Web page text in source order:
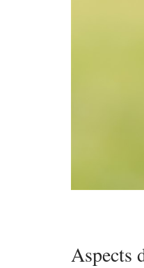
Aspects